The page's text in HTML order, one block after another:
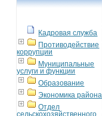
Кадровая служба
Противодействие
коррупции
Муниципальные
услуги и функции
Образование
Экономика района
Отдел
сельскохозяйственного